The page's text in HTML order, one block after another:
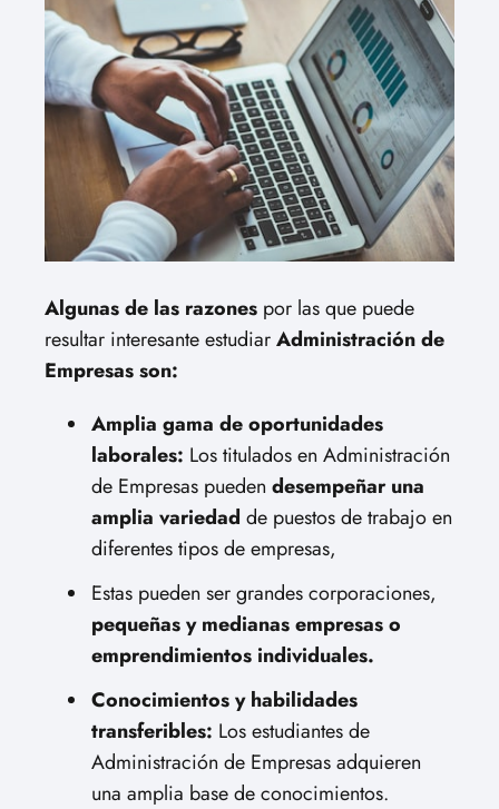
Algunas de las razones por las que puede
resultar interesante estudiarAdministración de
Empresas son:
Amplia gama de oportunidades
laborales: Los titulados en Administración
de Empresas pueden desempeñar una
amplia variedad de puestos de trabajo en
diferentes tipos de empresas,
Estas pueden ser grandes corporaciones,
pequeñas y medianas empresas o
emprendimientos individuales.
Conocimientos y habilidades
transferibles: Los estudiantes de
Administración de Empresas adquieren
una amplia base de conocimientos.